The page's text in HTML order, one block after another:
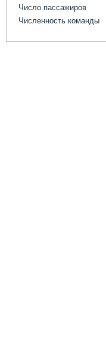
Число пассажиров
Численность команды